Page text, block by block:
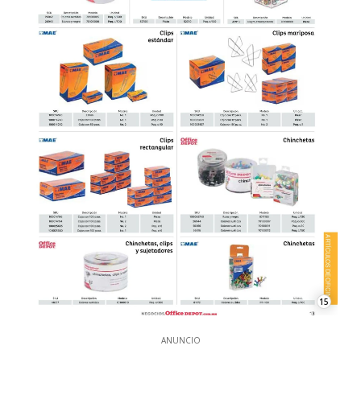
15
ANUNCIO